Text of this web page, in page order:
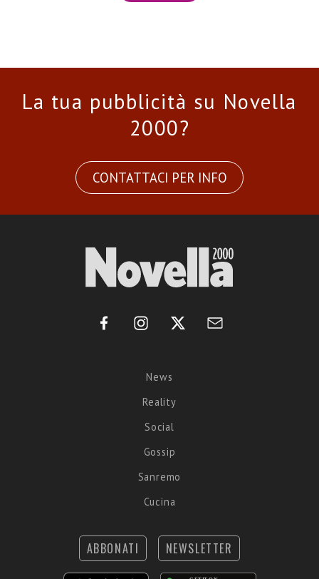
La tua pubblicità su Novella
2000?
CONTATTACI PER INFO
News
Reality
Social
Gossip
Sanremo
Cucina
ABBONATI NEWSLETTER